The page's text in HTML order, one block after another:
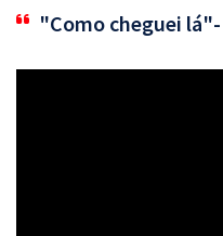
"Como cheguei